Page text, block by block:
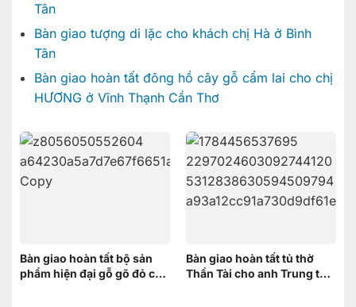
Tân
Bàn giao tượng di lặc cho khách chị Hà ở Bình
Tân
Bàn giao hoàn tất đông hồ cây gỗ cẩm lai cho chị
HƯƠNG ở Vĩnh Thạnh Cần Thơ
Bàn giao hoàn tất bộ sản
phẩm hiện đại gỗ gõ đỏ cho
Bàn giao hoàn tất tủ thờ
Thần Tài cho anh Trung tại